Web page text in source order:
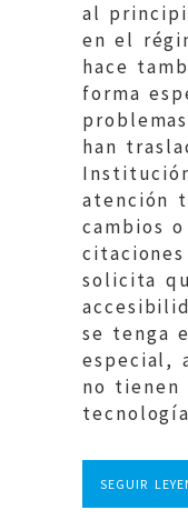
al
en el
hace
forma
han
atención
cambios
solicita
se tenga
especial,
no tienen
SEGUIR